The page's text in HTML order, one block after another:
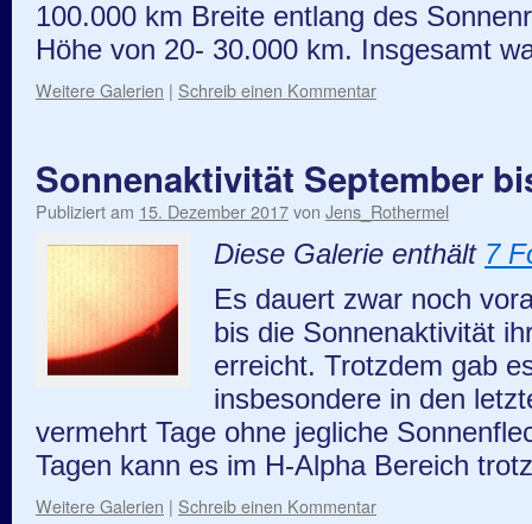
100.000 km Breite entlang des
Höhe von 20- 30.000 km. Insgesamt
Weitere Galerien | Schreib einen Kommentar
Sonnenaktivität September
Publiziert am 15. Dezember 2017von Jens_Rothermel
Diese Galerie enthält 7
Es dauert zwar noch
bis die Sonnenaktivität
erreicht. Trotzdem gab
insbesondere in den
vermehrt Tage ohne jegliche
Tagen kann es im H-Alpha Bereich
Weitere Galerien | Schreib einen Kommentar